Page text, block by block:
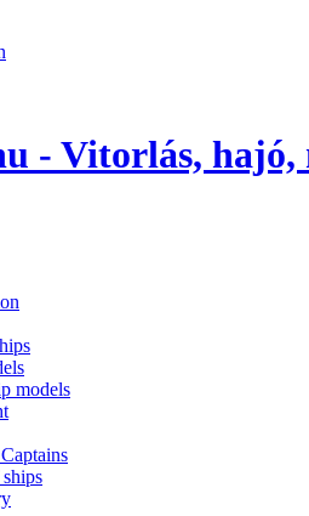
- Vitorlás, hajó,
models